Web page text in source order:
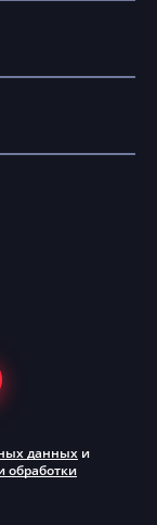
данных и
обработки